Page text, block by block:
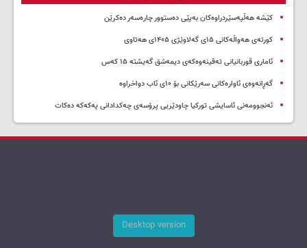
کێشە هەڵپەسێردراوەکان بەپێی دەستوور چارەسەر دەکرێن
کورتەی هەواڵەکانی ۱۵ی گەلاوێژی ۱۴۰۵ی هەتاوی
ئاماری قوربانیانی تەقینەوەکەی دیمەشق گەیشتە ۱۵ کەس
گەڕانەوەی ئاوارەکانی سەرێکانی بۆ ۱۰ی ئاب دواخراوە
ئەنجوومەنی ئاسایشی تورکیا چاودێریی پرۆسەی چەکدادانی پەکەکە دەکات
Desktop version